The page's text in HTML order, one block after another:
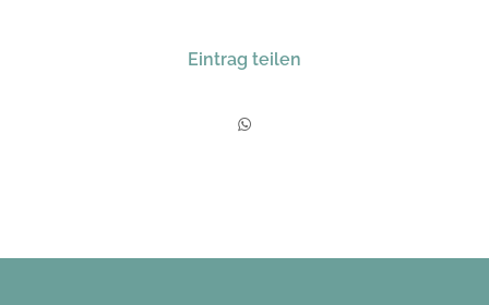
Eintrag teilen